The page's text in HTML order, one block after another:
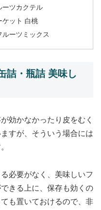
ツカクテル
ット 白桃
ーツミックス
詰・瓶詰 美味し
効かなかったり皮をむく
すが、そういう場合には
必要がなく、美味しいフ
きる上に、保存も効くの
も置いておけるので、非